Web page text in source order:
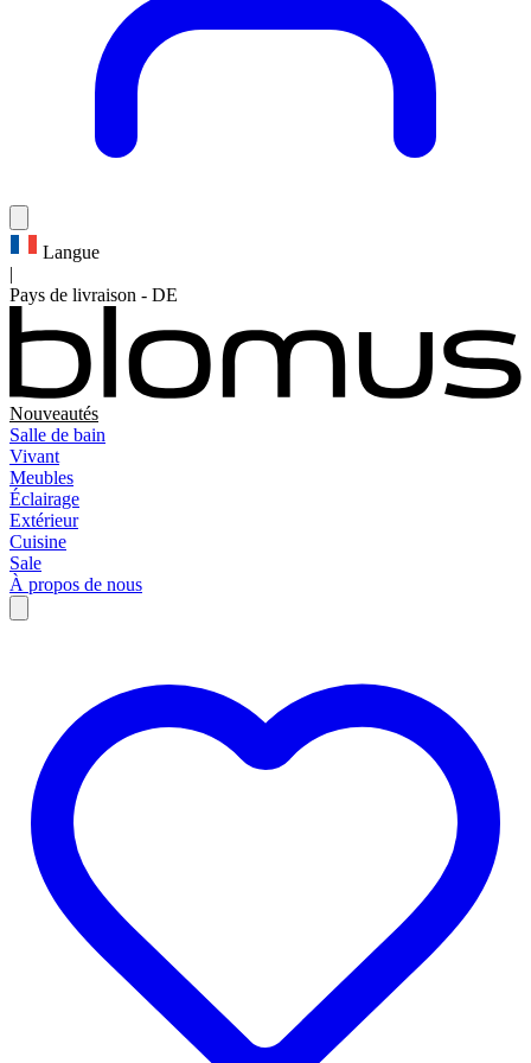
Langue
|
Pays de livraison - DE
Nouveautés
Salle de bain
Vivant
Meubles
Éclairage
Extérieur
Cuisine
Sale
À propos de nous